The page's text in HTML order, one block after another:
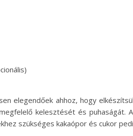
elegendőek ahhoz, hogy
kelesztését és
szükséges kakaópor és cukor